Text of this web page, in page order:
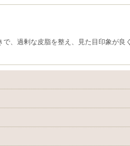
、過剰な皮脂を整え、見た目印象が